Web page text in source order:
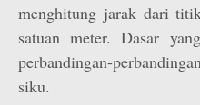
menghitung jarak dari
satuan meter. Dasar
perbandingan-
siku.